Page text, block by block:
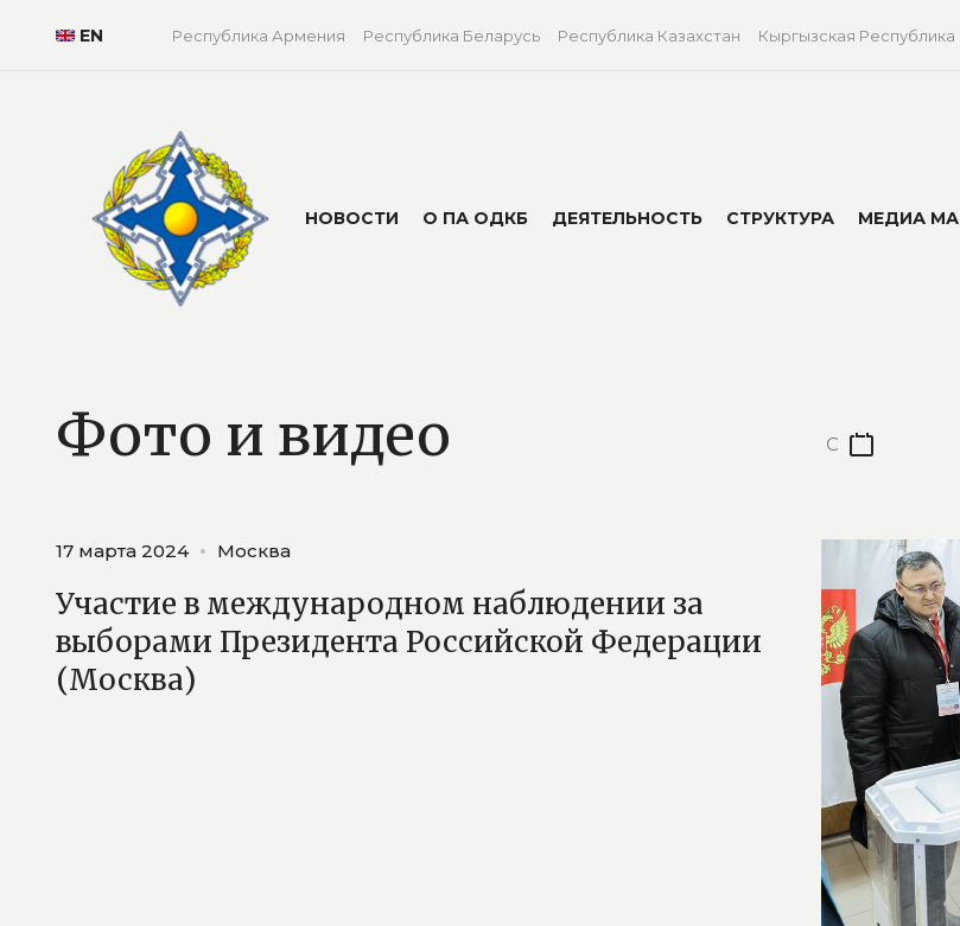
EN Республика Армения Республика Беларусь Республика Казахстан Кыргызская Республика
НОВОСТИ О ПА ОДКБ ДЕЯТЕЛЬНОСТЬ СТРУКТУРА МЕДИА
Фото и видео
17 марта 2024 Москва
Участие в международном наблюдении за
выборами Президента Российской Федерации
(Москва)